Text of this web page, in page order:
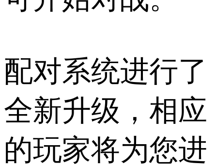
配对系统进行了
全新升级，相应
的玩家将为您进